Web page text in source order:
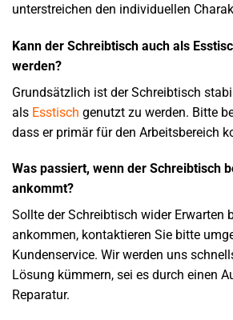
unterstreichen den individuellen
Kann der Schreibtisch auch als
werden?
Grundsätzlich ist der Schreibtisch
als Esstisch genutzt zu werden. Bitte
dass er primär für den Arbeitsbereich
Was passiert, wenn der Schreibtisch
ankommt?
Sollte der Schreibtisch wider Erwarten
ankommen, kontaktieren Sie bitte
Kundenservice. Wir werden uns
Lösung kümmern, sei es durch einen
Reparatur.